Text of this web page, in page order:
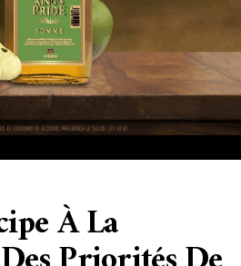
À La